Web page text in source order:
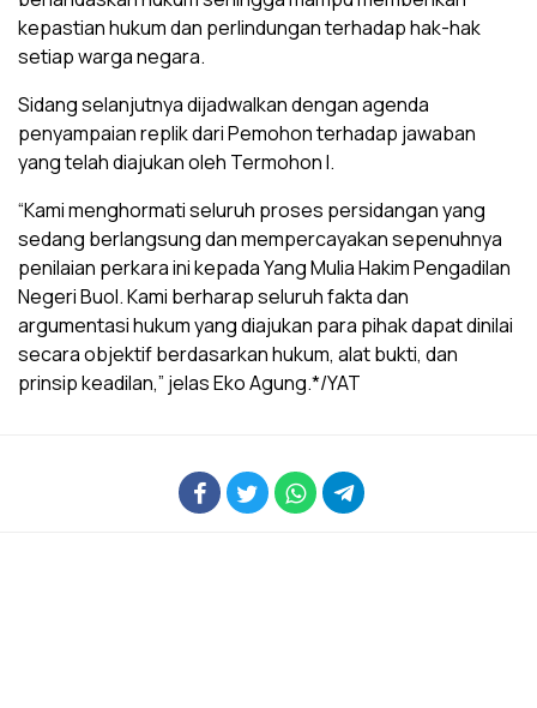
kepastian hukum dan perlindungan terhadap hak-hak
setiap warga negara.
Sidang selanjutnya dijadwalkan dengan agenda
penyampaian replik dari Pemohon terhadap jawaban
yang telah diajukan oleh Termohon I.
“Kami menghormati seluruh proses persidangan yang
sedang berlangsung dan mempercayakan sepenuhnya
penilaian perkara ini kepada Yang Mulia Hakim Pengadilan
Negeri Buol. Kami berharap seluruh fakta dan
argumentasi hukum yang diajukan para pihak dapat dinilai
secara objektif berdasarkan hukum, alat bukti, dan
prinsip keadilan,” jelas Eko Agung.*/YAT